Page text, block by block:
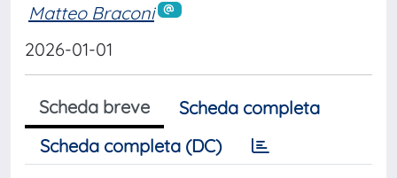
Matteo Braconi
2026-01-01
Scheda breve
Scheda completa
Scheda completa (DC)